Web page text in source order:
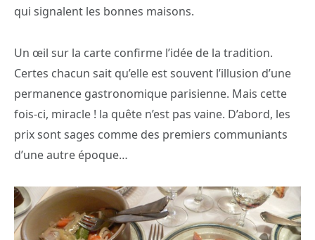
qui signalent les bonnes maisons.
Un œil sur la carte confirme l’idée de la tradition.
Certes chacun sait qu’elle est souvent l’illusion d’une
permanence gastronomique parisienne. Mais cette
fois-ci, miracle ! la quête n’est pas vaine. D’abord, les
prix sont sages comme des premiers communiants
d’une autre époque…